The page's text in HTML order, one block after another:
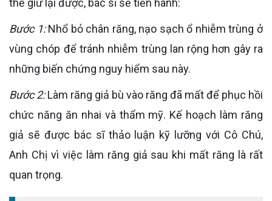
thể giữ lại được, bác sĩ sẽ tiến hành:
Bước 1:Nhổ bỏ chân răng, nạo sạch ổ nhiễm trùng ở
vùng chóp để tránh nhiễm trùng lan rộng hơn gây ra
những biến chứng nguy hiểm sau này.
Bước 2:Làm răng giả bù vào răng đã mất để phục hồi
chức năng ăn nhai và thẩm mỹ. Kế hoạch làm răng
giả sẽ được bác sĩ thảo luận kỹ lưỡng với Cô Chú,
Anh Chị vì việc làm răng giả sau khi mất răng là rất
quan trọng.